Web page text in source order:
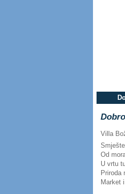
Villa
Od
U vrtu
Priroda
Market